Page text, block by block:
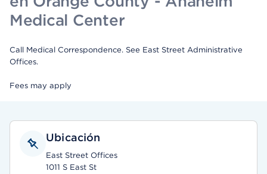
Medical Center
Call Medical Correspondence. See East Street Administrative
Offices.
Fees may apply
Ubicación
East Street Offices
1011 S East St